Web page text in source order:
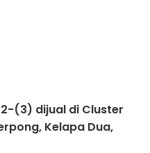
2-(3) dijual di Cluster
Kelapa Dua,